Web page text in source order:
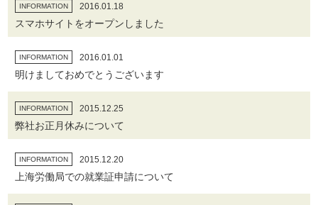
INFORMATION 2016.01.18
スマホサイトをオープンしました
INFORMATION 2016.01.01
明けましておめでとうございます
INFORMATION 2015.12.25
弊社お正月休みについて
INFORMATION 2015.12.20
上海労働局での就業証申請について